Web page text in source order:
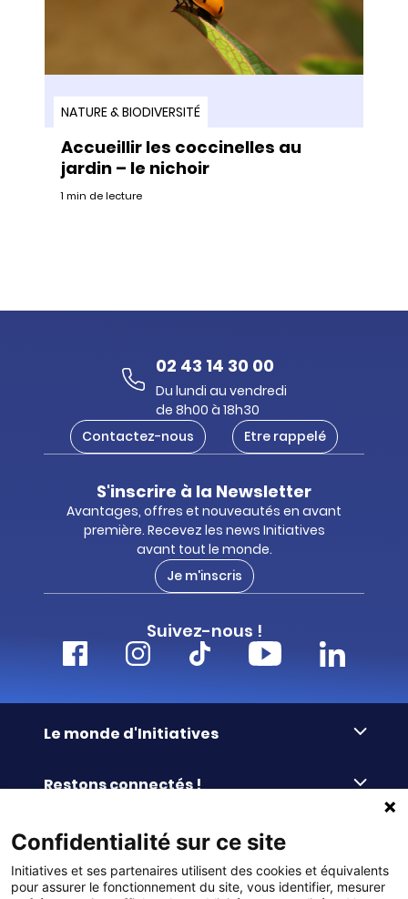
NATURE & BIODIVERSITÉ
Accueillir les coccinelles au
jardin – le nichoir
1 min de lecture
02 43 14 30 00
Du lundi au vendredi
de 8h00 à 18h30
Contactez-nous
Etre rappelé
S'inscrire à la Newsletter
Avantages, offres et nouveautés en avant
première. Recevez les news Initiatives
avant tout le monde.
Je m'inscris
Suivez-nous !
Le monde d'Initiatives
Le Fond’Actions Initiatives
Enquête de satisfaction
Restons connectés !
Le blog
La newsletter
Commander facilement
Commande par référence
Services & FAQ
Confidentialité sur ce site
Initiatives et ses partenaires utilisent des cookies et équivalents
pour assurer le fonctionnement du site, vous identifier, mesurer